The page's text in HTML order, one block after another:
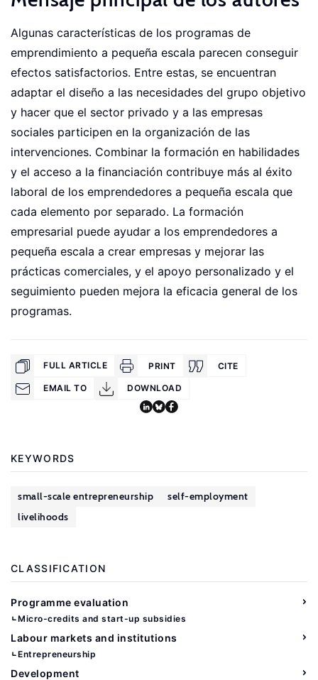
Algunas características de los programas de
emprendimiento a pequeña escala parecen conseguir
efectos satisfactorios. Entre estas, se encuentran
adaptar el diseño a las necesidades del grupo objetivo
y hacer que el sector privado y a las empresas
sociales participen en la organización de las
intervenciones. Combinar la formación en habilidades
y el acceso a la financiación contribuye más al éxito
laboral de los emprendedores a pequeña escala que
cada elemento por separado. La formación
empresarial puede ayudar a los emprendedores a
pequeña escala a crear empresas y mejorar las
prácticas comerciales, y el apoyo personalizado y el
seguimiento pueden mejora la eficacia general de los
programas.
FULL ARTICLE PRINT CITE
EMAIL TO DOWNLOAD
KEYWORDS
small-scale entrepreneurship
self-employment
livelihoods
CLASSIFICATION
Programme evaluation
Micro-credits and start-up subsidies
Labour markets and institutions
Entrepreneurship
Development